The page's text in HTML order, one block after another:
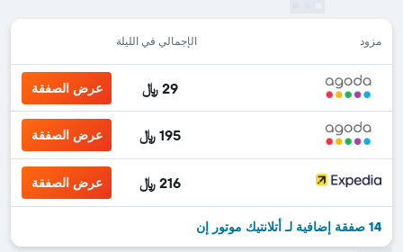
مزود الإجمالي في الليلة
29 ﷼ عرض الصفقة
195 ﷼ عرض الصفقة
216 ﷼ عرض الصفقة
14 صفقة إضافية لـ أتلانتيك موتور إن